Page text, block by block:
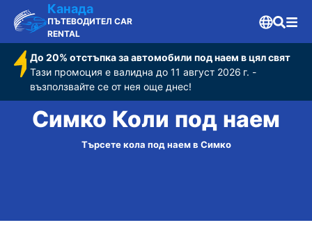
Канада
ПЪТЕВОДИТЕЛ CAR
RENTAL
До 20% отстъпка за автомобили под наем в цял свят
Тази промоция е валидна до 11 август 2026 г. -
възползвайте се от нея още днес!
Симко Коли под наем
Търсете кола под наем в Симко